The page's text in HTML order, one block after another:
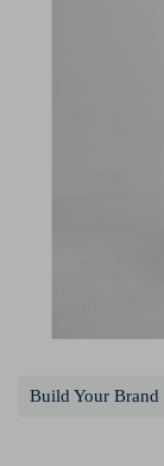
Build Your Brand